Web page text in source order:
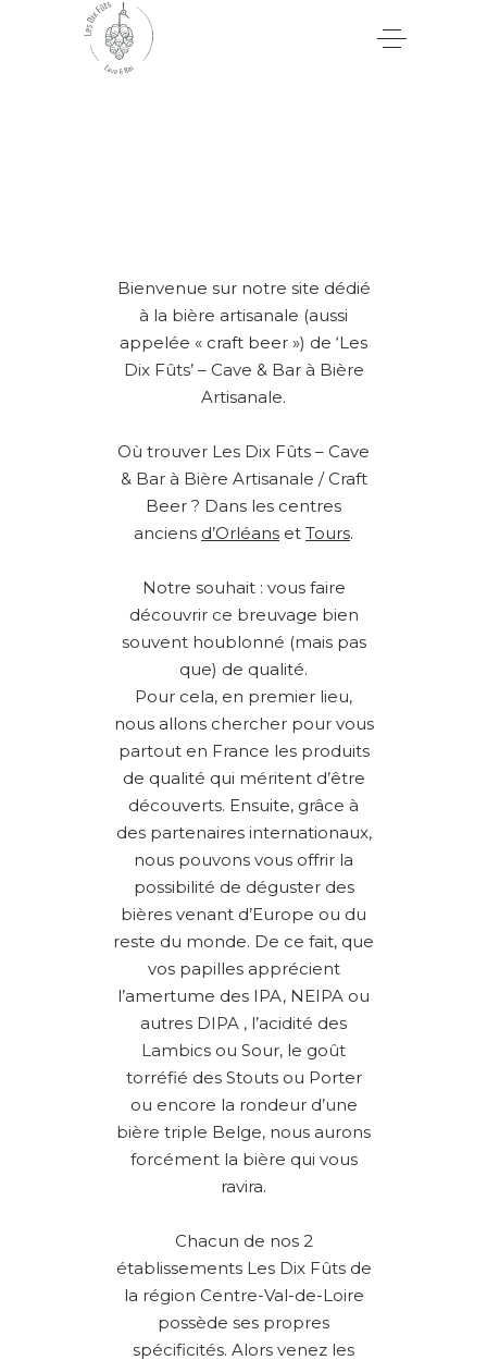
Bienvenue sur notre site dédié
à la bière artisanale (aussi
appelée « craft beer ») de ‘Les
Dix Fûts’ – Cave & Bar à Bière
Artisanale.
Où trouver Les Dix Fûts – Cave
& Bar à Bière Artisanale / Craft
Beer ? Dans les centres
anciens d’Orléans et Tours.
Notre souhait : vous faire
découvrir ce breuvage bien
souvent houblonné (mais pas
que) de qualité.
Pour cela, en premier lieu,
nous allons chercher pour vous
partout en France les produits
de qualité qui méritent d’être
découverts. Ensuite, grâce à
des partenaires internationaux,
nous pouvons vous offrir la
possibilité de déguster des
bières venant d’Europe ou du
reste du monde. De ce fait, que
vos papilles apprécient
l’amertume des IPA, NEIPA ou
autres DIPA , l’acidité des
Lambics ou Sour, le goût
torréfié des Stouts ou Porter
ou encore la rondeur d’une
bière triple Belge, nous aurons
forcément la bière qui vous
ravira.
Chacun de nos 2
établissements Les Dix Fûts de
la région Centre-Val-de-Loire
possède ses propres
spécificités. Alors venez les